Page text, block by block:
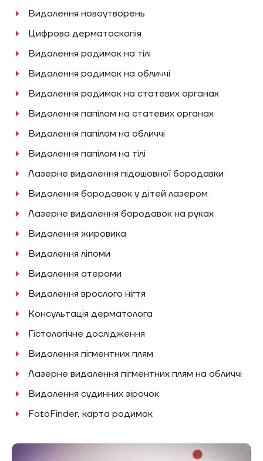
Видалення новоутворень
Цифрова дерматоскопія
Видалення родимок на тілі
Видалення родимок на обличчі
Видалення родимок на статевих органах
Видалення‌‌ папілом‌‌ на‌‌ статевих‌‌ органах
Видалення папілом на обличчі
Видалення папілом на тілі
Лазерне видалення підошовної бородавки
Видалення бородавок у дітей лазером
Лазерне видалення бородавок на руках
Видалення‌ ‌жировика
Видалення ліпоми
Видалення атероми
Видалення врослого нігтя
Консультація дерматолога
Гістологічне дослідження
Видалення пігментних плям
Лазерне видалення пігментних плям на обличчі
Видалення судинних зірочок
FotoFinder, карта родимок